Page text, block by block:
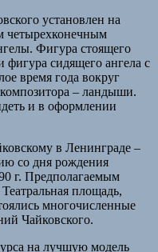
установлен на
четырехконечным
Фигура стоящего
фигура сидящего ангела с
время года вокруг
– ландыши.
и в оформлении
в Ленинграде –
со дня рождения
г. Предполагаемым
площадь,
многочисленные
Чайковского.
на лучшую модель